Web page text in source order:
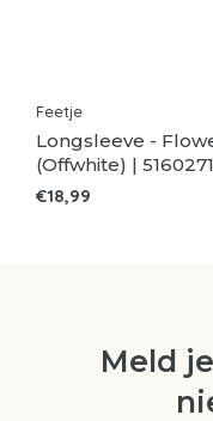
Feetje
Longsleeve -
(Offwhite) |
€18,99
Meld